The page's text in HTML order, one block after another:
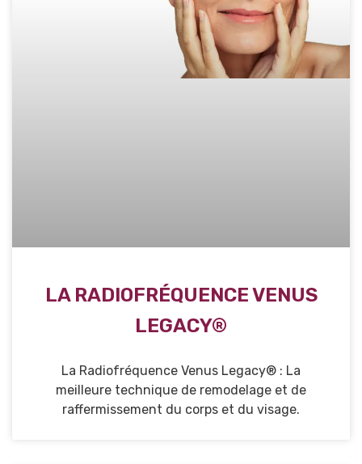
LA RADIOFRÉQUENCE VENUS
LEGACY®
La Radiofréquence Venus Legacy® : La
meilleure technique de remodelage et de
raffermissement du corps et du visage.